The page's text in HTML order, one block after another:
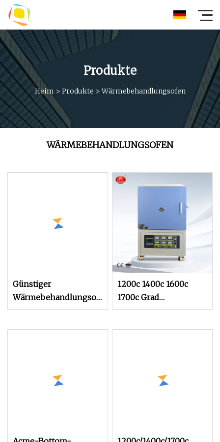
Produkte
Heim > Produkte >Wärmebehandlungsofen
WÄRMEBEHANDLUNGSOFEN
Günstiger
Wärmebehandlungsofen
für Schrauben
1200c 1400c 1600c
1700c Grad
Hochtemperatur-